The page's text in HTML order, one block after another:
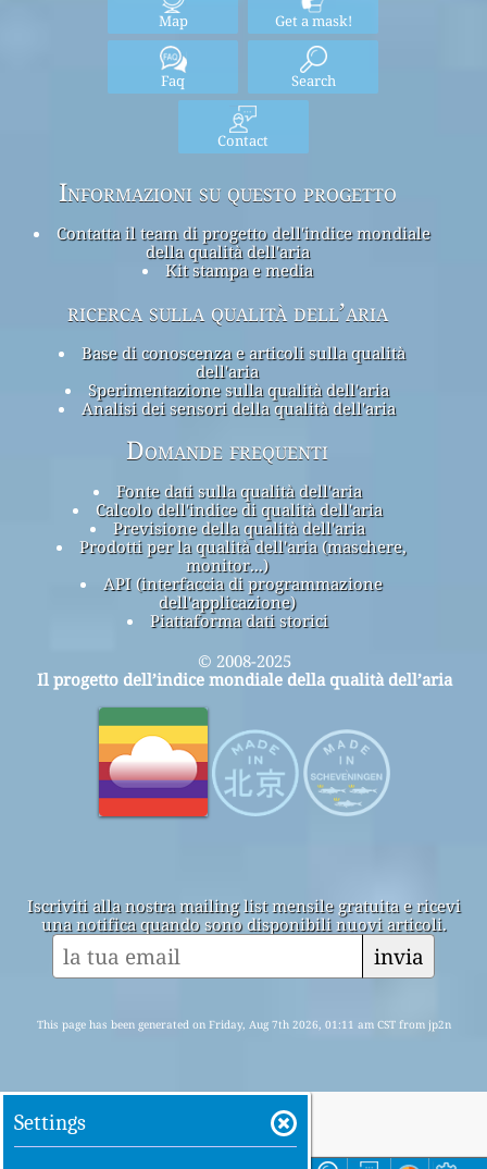
Map Get a mask!
Faq Search
Contact
Informazioni su questo progetto
Contatta il team di progetto dell'indice mondiale
della qualità dell'aria
Kit stampa e media
ricerca sulla qualità dell’aria
Base di conoscenza e articoli sulla qualità
dell'aria
Sperimentazione sulla qualità dell'aria
Analisi dei sensori della qualità dell'aria
Domande frequenti
Fonte dati sulla qualità dell'aria
Calcolo dell'indice di qualità dell'aria
Previsione della qualità dell'aria
Prodotti per la qualità dell'aria (maschere,
monitor...)
API (interfaccia di programmazione
dell'applicazione)
Piattaforma dati storici
© 2008-2025
Il progetto dell’indice mondiale della qualità dell’aria
Iscriviti alla nostra mailing list mensile gratuita e ricevi
una notifica quando sono disponibili nuovi articoli.
invia
This page has been generated on Friday, Aug 7th 2026, 01:11 am CST from jp2n
Settings